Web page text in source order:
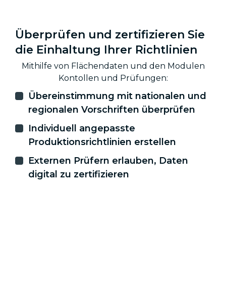
Überprüfen und zertifizieren Sie
die Einhaltung Ihrer Richtlinien
Mithilfe von Flächendaten und den Modulen
Kontollen und Prüfungen:
Übereinstimmung mit nationalen und
regionalen Vorschriften überprüfen
Individuell angepasste
Produktionsrichtlinien erstellen
Externen Prüfern erlauben, Daten
digital zu zertifizieren